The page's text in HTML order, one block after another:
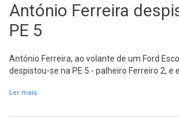
António Ferreira
PE 5
António Ferreira, ao volante de um Ford
despistou-se na PE 5 - palheiro Ferreiro 2, e
Ler mais